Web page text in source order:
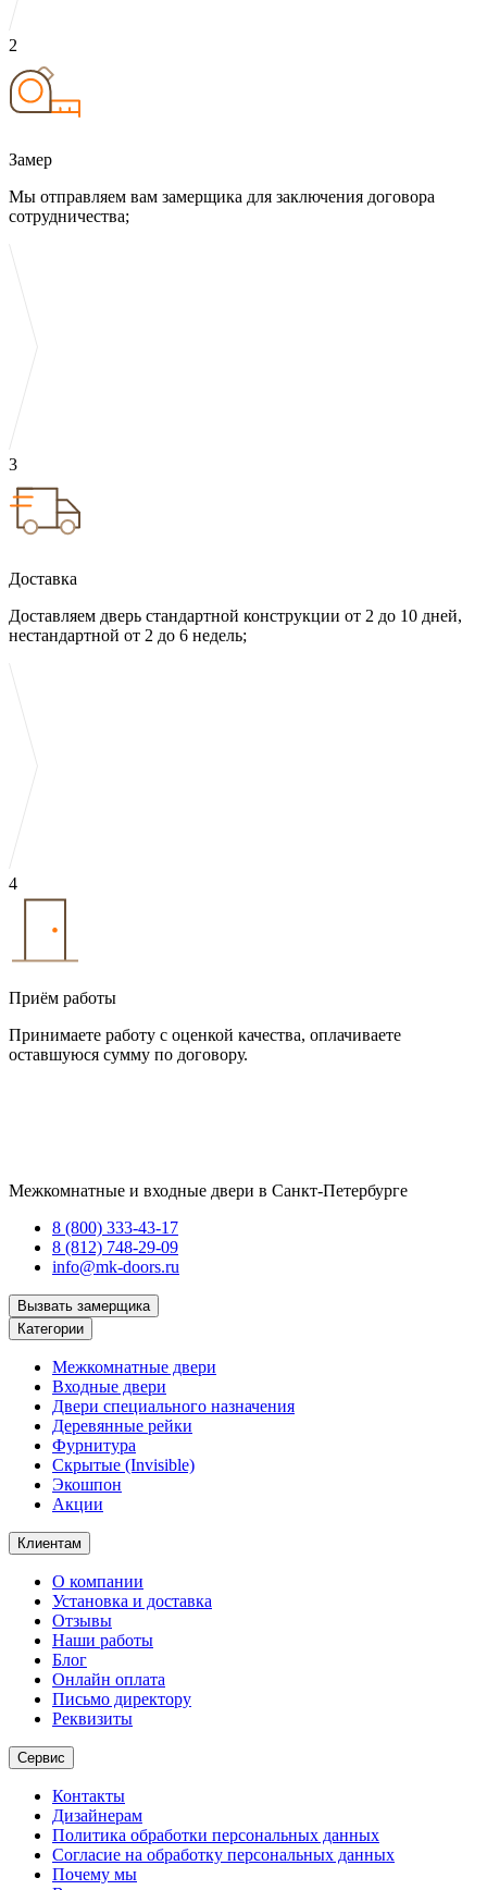
2
Замер
Мы отправляем вам замерщика для заключения договора
сотрудничества;
3
Доставка
Доставляем дверь стандартной конструкции от 2 до 10 дней,
нестандартной от 2 до 6 недель;
4
Приём работы
Принимаете работу с оценкой качества, оплачиваете
оставшуюся сумму по договору.
Межкомнатные и входные двери в Санкт-Петербурге
8 (800) 333-43-17
8 (812) 748-29-09
info@mk-doors.ru
Вызвать замерщика
Категории
Межкомнатные двери
Входные двери
Двери специального назначения
Деревянные рейки
Фурнитура
Скрытые (Invisible)
Экошпон
Акции
Клиентам
О компании
Установка и доставка
Отзывы
Наши работы
Блог
Онлайн оплата
Письмо директору
Реквизиты
Сервис
Контакты
Дизайнерам
Политика обработки персональных данных
Согласие на обработку персональных данных
Почему мы